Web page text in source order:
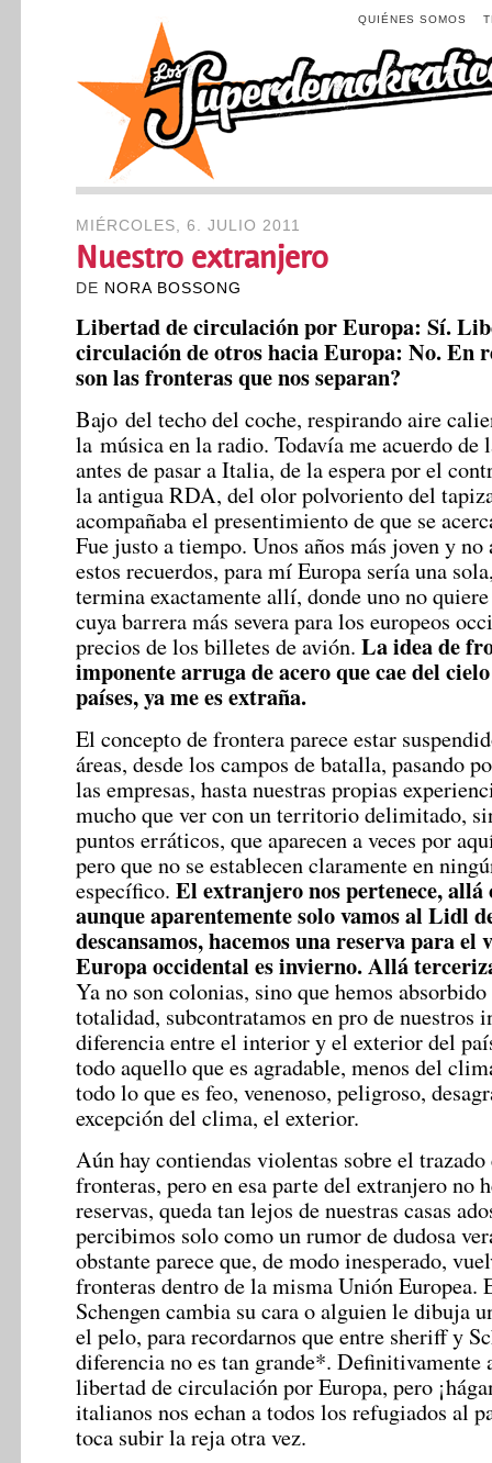
QUIÉNES SOMOS
MIÉRCOLES, 6. JULIO 2011
Nuestro extranjero
DE NORA BOSSONG
Libertad de circulación por Europa: Sí.
circulación de otros hacia Europa: No. En
son las fronteras que nos separan?
Bajo del techo del coche, respirando aire
la música en la radio. Todavía me acuerdo de
antes de pasar a Italia, de la espera por el
la antigua RDA, del olor polvoriento del
acompañaba el presentimiento de que se
Fue justo a tiempo. Unos años más joven y no
estos recuerdos, para mí Europa sería una
termina exactamente allí, donde uno no
cuya barrera más severa para los europeos
precios de los billetes de avión. La idea de
imponente arruga de acero que cae del
países, ya me es extraña.
El concepto de frontera parece estar
áreas, desde los campos de batalla, pasando
las empresas, hasta nuestras propias
mucho que ver con un territorio delimitado,
puntos erráticos, que aparecen a veces por
pero que no se establecen claramente en
específico. El extranjero nos pertenece, allá
aunque aparentemente solo vamos al Lidl
descansamos, hacemos una reserva para el
Europa occidental es invierno. Allá
Ya no son colonias, sino que hemos
totalidad, subcontratamos en pro de nuestros
diferencia entre el interior y el exterior del
todo aquello que es agradable, menos del
todo lo que es feo, venenoso, peligroso,
excepción del clima, el exterior.
Aún hay contiendas violentas sobre el trazado
fronteras, pero en esa parte del extranjero no
reservas, queda tan lejos de nuestras casas
percibimos solo como un rumor de dudosa
obstante parece que, de modo inesperado,
fronteras dentro de la misma Unión Europea.
Schengen cambia su cara o alguien le dibuja
el pelo, para recordarnos que entre sheriff y
diferencia no es tan grande*. Definitivamente
libertad de circulación por Europa, pero
italianos nos echan a todos los refugiados al
toca subir la reja otra vez.